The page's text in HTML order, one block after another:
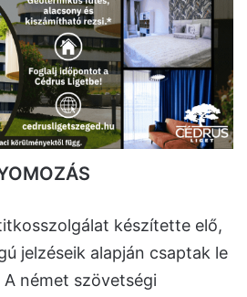
készítette elő,
jelzéseik alapján csaptak le
német szövetségi